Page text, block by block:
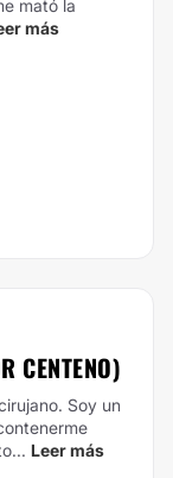
mató la
más
CENTENO)
Soy un
Leer más